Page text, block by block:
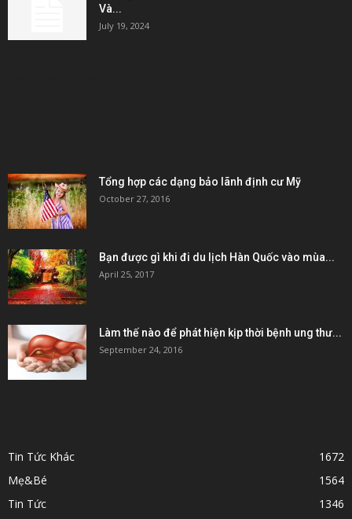
Và...
July 19, 2024
Tổng hợp các dạng bảo lãnh định cư Mỹ
October 27, 2016
Bạn được gì khi đi du lịch Hàn Quốc vào mùa...
April 25, 2017
Làm thế nào để phát hiện kịp thời bệnh ung thư...
September 24, 2016
Tin Tức Khác
1672
Mẹ&Bé
1564
Tin Tức
1346